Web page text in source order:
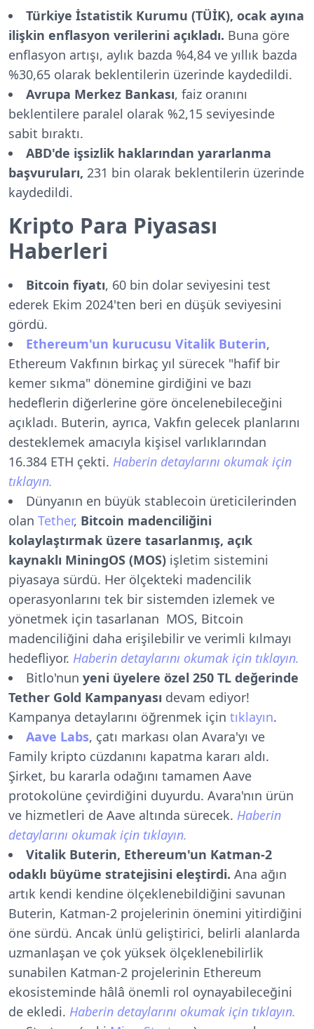
Türkiye İstatistik Kurumu (TÜİK), ocak ayına
ilişkin enflasyon verilerini açıkladı. Buna göre
enflasyon artışı, aylık bazda %4,84 ve yıllık bazda
%30,65 olarak beklentilerin üzerinde kaydedildi.
Avrupa Merkez Bankası, faiz oranını
beklentilere paralel olarak %2,15 seviyesinde
sabit bıraktı.
ABD'de işsizlik haklarından yararlanma
başvuruları, 231 bin olarak beklentilerin üzerinde
kaydedildi.
Kripto Para Piyasası
Haberleri
Bitcoin fiyatı, 60 bin dolar seviyesini test
ederek Ekim 2024'ten beri en düşük seviyesini
gördü.
Ethereum'un kurucusu Vitalik Buterin,
Ethereum Vakfının birkaç yıl sürecek "hafif bir
kemer sıkma" dönemine girdiğini ve bazı
hedeflerin diğerlerine göre öncelenebileceğini
açıkladı. Buterin, ayrıca, Vakfın gelecek planlarını
desteklemek amacıyla kişisel varlıklarından
16.384 ETH çekti. Haberin detaylarını okumak için
tıklayın.
Dünyanın en büyük stablecoin üreticilerinden
olan Tether, Bitcoin madenciliğini
kolaylaştırmak üzere tasarlanmış, açık
kaynaklı MiningOS (MOS) işletim sistemini
piyasaya sürdü. Her ölçekteki madencilik
operasyonlarını tek bir sistemden izlemek ve
yönetmek için tasarlanan MOS, Bitcoin
madenciliğini daha erişilebilir ve verimli kılmayı
hedefliyor. Haberin detaylarını okumak için tıklayın.
Bitlo'nun yeni üyelere özel 250 TL değerinde
Tether Gold Kampanyası devam ediyor!
Kampanya detaylarını öğrenmek için tıklayın.
Aave Labs, çatı markası olan Avara'yı ve
Family kripto cüzdanını kapatma kararı aldı.
Şirket, bu kararla odağını tamamen Aave
protokolüne çevirdiğini duyurdu. Avara'nın ürün
ve hizmetleri de Aave altında sürecek. Haberin
detaylarını okumak için tıklayın.
Vitalik Buterin, Ethereum'un Katman-2
odaklı büyüme stratejisini eleştirdi. Ana ağın
artık kendi kendine ölçeklenebildiğini savunan
Buterin, Katman-2 projelerinin önemini yitirdiğini
öne sürdü. Ancak ünlü geliştirici, belirli alanlarda
uzmanlaşan ve çok yüksek ölçeklenebilirlik
sunabilen Katman-2 projelerinin Ethereum
ekosisteminde hâlâ önemli rol oynayabileceğini
de ekledi. Haberin detaylarını okumak için tıklayın.